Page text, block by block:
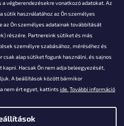
végberendezésekre vonatkozó adatokat. Az
sütik használatához az Ön személyes
az Ön személyes adatainak továbbítását
részére. Partnereink sütiket és más
személyre szabásához, méréséhez és
csak alap sütiket fogunk használni, és sajnos
Hacsak Ön nem adja beleegyezését,
A beállítások között bármikor
nem ért egyet, kattints ide. További információ